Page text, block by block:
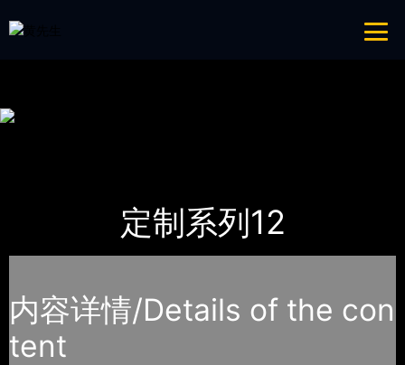
导航
网站地图
定制系列12
内容详情/Details of the con
tent